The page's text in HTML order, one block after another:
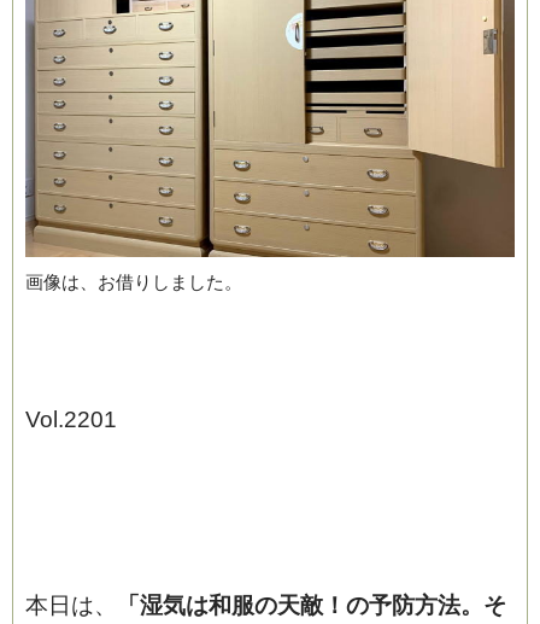
ブログ
画像は、お借りしました。
Vol.2201
本日は、 「湿気は和服の天敵！の予防方法。そ